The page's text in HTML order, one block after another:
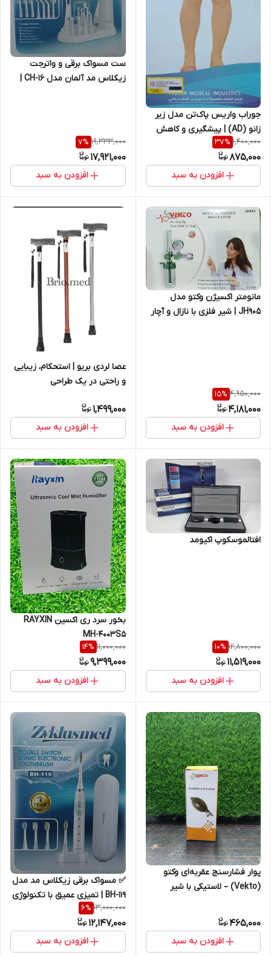
جوراب واریس پاک‌تن مدل زیر
زانو (AD) | پیشگیری و کاهش
واریس پا
1,400,000
37%
875,000
افزودن به سبد
ست مسواک برقی و واترجت
زیکلاس مد آلمان مدل CH-16 |
19,333,000
7%
17,921,000
افزودن به سبد
مانومتر اکسیژن وکتو مدل
JH905 | شیر فلزی با نازال و آچار
4,950,000
15%
4,181,000
افزودن به سبد
عصا لردی بریو | استحکام، زیبایی
و راحتی در یک طراحی
1,499,000
افزودن به سبد
افتالموسکوپ اکیومد
12,800,000
10%
11,519,000
افزودن به سبد
بخور سرد ری اکسین RAYXIN
MH-4003S5
11,000,000
14%
9,399,000
افزودن به سبد
پوار فشارسنج عقربه‌ای وکتو
(Vekto) – لاستیکی با شیر
465,000
افزودن به سبد
✅ مسواک برقی زیکلاس مد مدل
BH-119 | تمیزی عمیق با تکنولوژی
سونیک
13,000,000
6%
12,147,000
افزودن به سبد